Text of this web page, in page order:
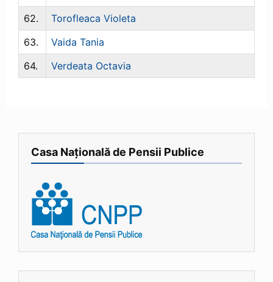
62.
Torofleaca Violeta
63.
Vaida Tania
64.
Verdeata Octavia
Casa Națională de Pensii Publice